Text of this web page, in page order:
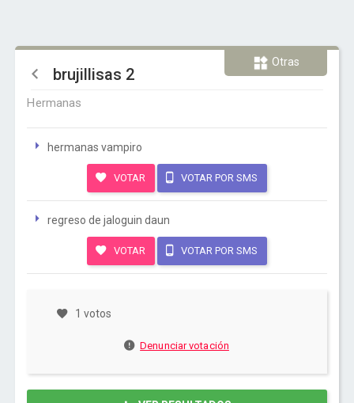
Otras
brujillisas 2
Hermanas
hermanas vampiro
VOTAR VOTAR POR SMS
regreso de jaloguin daun
VOTAR VOTAR POR SMS
1 votos
Denunciar votación